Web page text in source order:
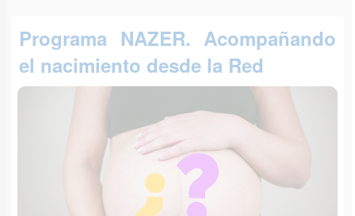
Programa NAZER. Acompañando
el nacimiento desde la Red